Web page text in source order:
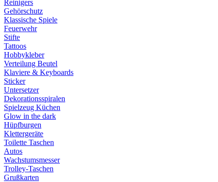
Reinigers
Gehörschutz
Klassische Spiele
Feuerwehr
Stifte
Tattoos
Hobbykleber
Verteilung Beutel
Klaviere & Keyboards
Sticker
Untersetzer
Dekorationsspiralen
Spielzeug Küchen
Glow in the dark
Hüpfburgen
Klettergeräte
Toilette Taschen
Autos
Wachstumsmesser
Trolley-Taschen
Grußkarten